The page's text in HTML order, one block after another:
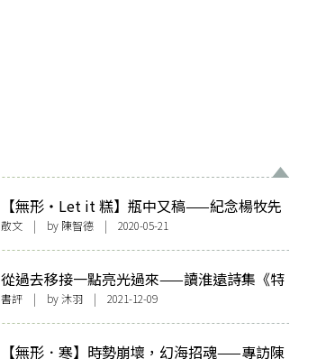
【無形・Let it 糕】瓶中又稿——紀念楊牧先
生
散文 | by 陳智德 | 2020-05-21
從過去移接一點亮光過來——讀淮遠詩集《特
種乘客》
書評 | by沐羽 | 2021-12-09
【無形．寒】時勢崩壞，幻海招魂——專訪陳